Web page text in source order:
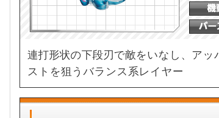
連打形状の下段刃で敵をいなし、アッ
ストを狙うバランス系レイヤー